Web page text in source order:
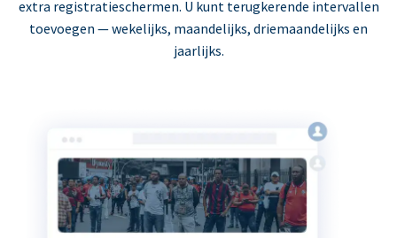
extra registratieschermen. U kunt terugkerende intervallen
toevoegen — wekelijks, maandelijks, driemaandelijks en
jaarlijks.